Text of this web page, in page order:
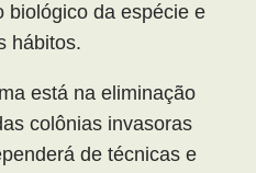
biológico da espécie e
hábitos.
está na eliminação
colônias invasoras
de técnicas e